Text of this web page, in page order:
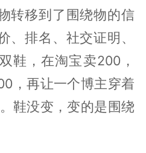
转移到了围绕物的信
、排名、社交证明、
鞋，在淘宝卖200，
，再让一个博主穿着
鞋没变，变的是围绕